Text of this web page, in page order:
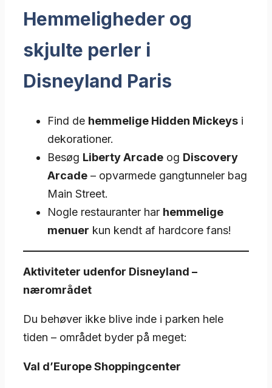
Hemmeligheder og
skjulte perler i
Disneyland Paris
Find de hemmelige Hidden Mickeys i
dekorationer.
Besøg Liberty Arcade og Discovery
Arcade – opvarmede gangtunneler bag
Main Street.
Nogle restauranter har hemmelige
menuer kun kendt af hardcore fans!
Aktiviteter udenfor Disneyland –
nærområdet
Du behøver ikke blive inde i parken hele
tiden – området byder på meget:
Val d’Europe Shoppingcenter